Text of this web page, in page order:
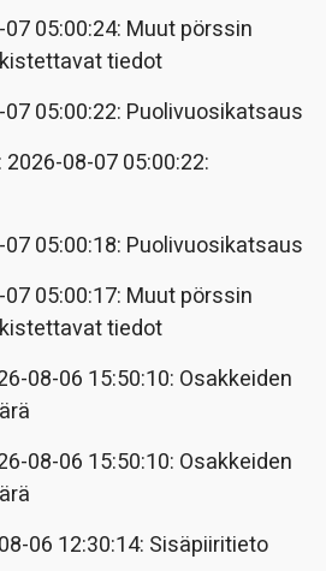
05:00:24: Muut pörssin
tiedot
07 05:00:22: Puolivuosikatsaus
: 2026-08-07 05:00:22:
07 05:00:18: Puolivuosikatsaus
05:00:17: Muut pörssin
tiedot
08-06 15:50:10: Osakkeiden
08-06 15:50:10: Osakkeiden
06 12:30:14: Sisäpiiritieto